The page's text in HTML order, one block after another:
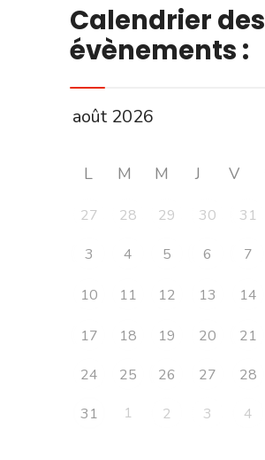
Calendrier des
évènements :
L M M J V
27 28 29 30 31
3
4 5 6 7
10 11 12 13 14
17 18 19 20 21
24
25 26 27 28
31
1 2 3 4